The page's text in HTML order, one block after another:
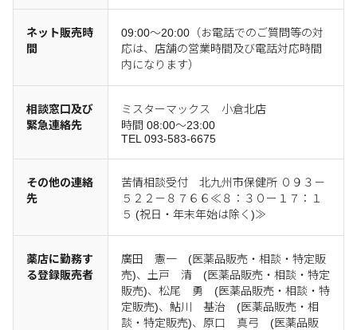
ネット販売時
間
09:00～20:00（お電話でのご質問等の対
応は、店舗の営業時間及び電話対応時間
内になります）
相談窓口及び
緊急連絡先
ミスターマックス 小倉北店
時間 08:00～23:00
TEL 093-583-6675
その他の連絡
先
苦情相談受付 北九州市保健所 ０９３－
５２２－８７６６≪８：３０ー１７：１
５ (祝日・年末年始は除く)≫
薬店に勤務す
る登録販売者
廣田 憲一 (医薬品販売・相談・特定販
売)、土戸 清 (医薬品販売・相談・特定
販売)、松尾 勇 (医薬品販売・相談・特
定販売)、鮎川 基治 (医薬品販売・相
談・特定販売)、原口 真弓 (医薬品販